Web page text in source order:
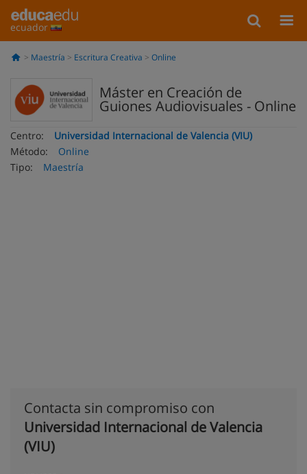
ecuador
Maestría Escritura Creativa Online
Máster en Creación de
Guiones Audiovisuales - Online
Centro:
Universidad Internacional de Valencia (VIU)
Método:
Online
Tipo:
Maestría
Contacta sin compromiso con
Universidad Internacional de Valencia
(VIU)